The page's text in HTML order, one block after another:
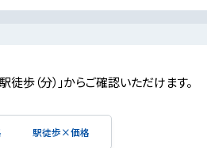
徒歩（分）」からご確認いただけます。
駅徒歩×価格